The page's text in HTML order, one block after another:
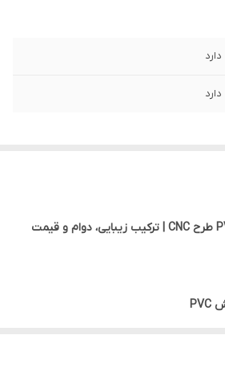
دارد
دارد
درب اتاقی MDF روکش PVC طرح CNC | ترکیب زیبایی، دوام و قیمت